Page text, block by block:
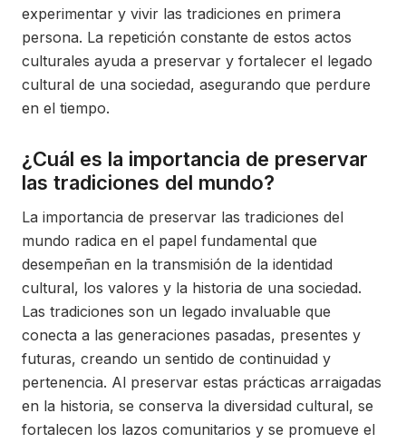
experimentar y vivir las tradiciones en primera
persona. La repetición constante de estos actos
culturales ayuda a preservar y fortalecer el legado
cultural de una sociedad, asegurando que perdure
en el tiempo.
¿Cuál es la importancia de preservar
las tradiciones del mundo?
La importancia de preservar las tradiciones del
mundo radica en el papel fundamental que
desempeñan en la transmisión de la identidad
cultural, los valores y la historia de una sociedad.
Las tradiciones son un legado invaluable que
conecta a las generaciones pasadas, presentes y
futuras, creando un sentido de continuidad y
pertenencia. Al preservar estas prácticas arraigadas
en la historia, se conserva la diversidad cultural, se
fortalecen los lazos comunitarios y se promueve el